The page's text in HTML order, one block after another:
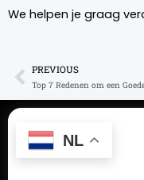
We helpen je graag
Prev
PREVIOUS
NL